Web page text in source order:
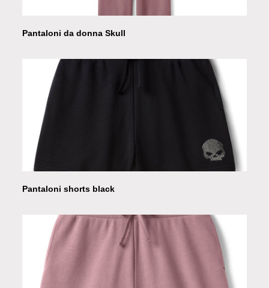
Pantaloni da donna Skull
Pantaloni shorts black